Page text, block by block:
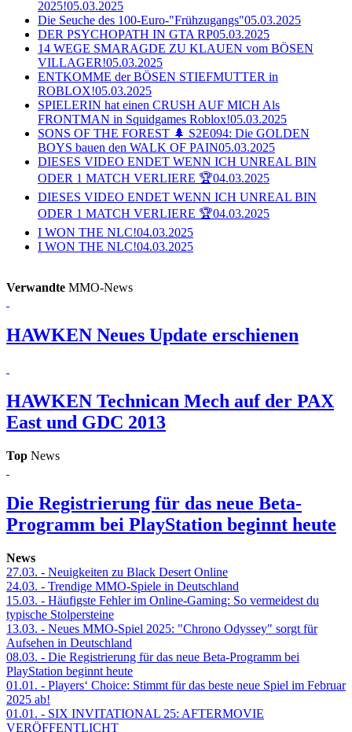
2025!05.03.2025
Die Seuche des 100-Euro-"Frühzugangs"05.03.2025
DER PSYCHOPATH IN GTA RP05.03.2025
14 WEGE SMARAGDE ZU KLAUEN vom BÖSEN
VILLAGER!05.03.2025
ENTKOMME der BÖSEN STIEFMUTTER in
ROBLOX!05.03.2025
SPIELERIN hat einen CRUSH AUF MICH Als
FRONTMAN in Squidgames Roblox!05.03.2025
SONS OF THE FOREST 🌲 S2E094: Die GOLDEN
BOYS bauen den WALK OF PAIN05.03.2025
DIESES VIDEO ENDET WENN ICH UNREAL BIN
ODER 1 MATCH VERLIERE 🏆04.03.2025
DIESES VIDEO ENDET WENN ICH UNREAL BIN
ODER 1 MATCH VERLIERE 🏆04.03.2025
I WON THE NLC!04.03.2025
I WON THE NLC!04.03.2025
Verwandte MMO-News
HAWKEN Neues Update erschienen
HAWKEN Technican Mech auf der PAX
East und GDC 2013
Top News
Die Registrierung für das neue Beta-
Programm bei PlayStation beginnt heute
News
27.03. - Neuigkeiten zu Black Desert Online
24.03. - Trendige MMO-Spiele in Deutschland
15.03. - Häufigste Fehler im Online-Gaming: So vermeidest du
typische Stolpersteine
13.03. - Neues MMO-Spiel 2025: "Chrono Odyssey" sorgt für
Aufsehen in Deutschland
08.03. - Die Registrierung für das neue Beta-Programm bei
PlayStation beginnt heute
01.01. - Players‘ Choice: Stimmt für das beste neue Spiel im Februar
2025 ab!
01.01. - SIX INVITATIONAL 25: AFTERMOVIE
VERÖFFENTLICHT